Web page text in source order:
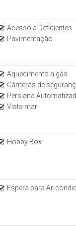
a combinação
mais desejadas do
sua visita. Venha
a família!
Acesso a Deficientes
Pavimentação
Aquecimento a gás
Câmeras de
Persiana
Vista mar
Hobby Box
Espera para Ar-condicionado